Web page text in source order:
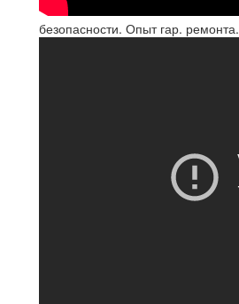
безопасности. Опыт гар. ремонта.